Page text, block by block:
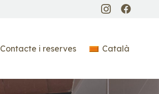
Contacte i reserves Català